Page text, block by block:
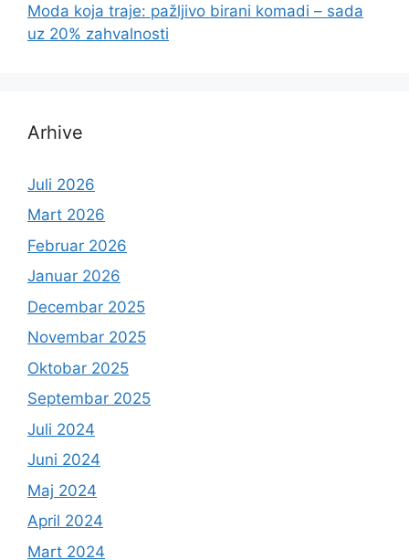
Moda koja traje: pažljivo birani komadi – sada
uz 20% zahvalnosti
Arhive
Juli 2026
Mart 2026
Februar 2026
Januar 2026
Decembar 2025
Novembar 2025
Oktobar 2025
Septembar 2025
Juli 2024
Juni 2024
Maj 2024
April 2024
Mart 2024